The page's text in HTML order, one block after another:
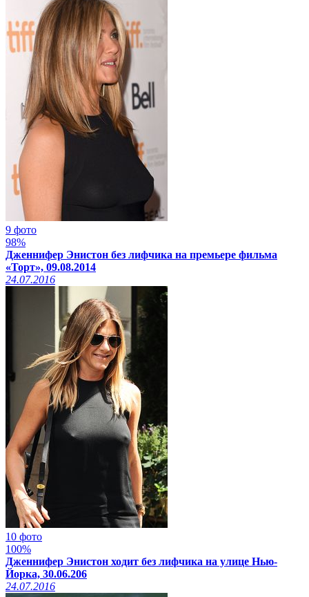
9 фото
98%
Дженнифер Энистон без лифчика на премьере фильма
«Торт», 09.08.2014
24.07.2016
10 фото
100%
Дженнифер Энистон ходит без лифчика на улице Нью-
Йорка, 30.06.206
24.07.2016